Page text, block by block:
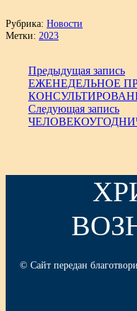
Рубрика: Новости
Метки: 2023
Предыдущая запись
ЕЖЕНЕДЕЛЬНОЕ
Следующая запись
© Сайт передан